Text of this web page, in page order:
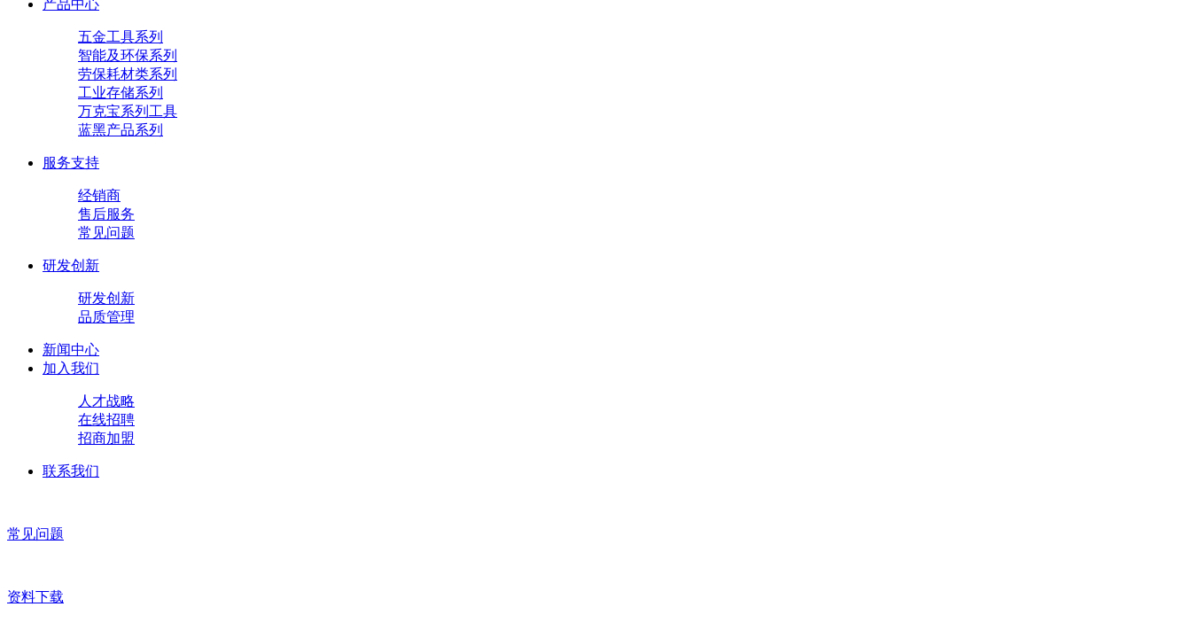
产品中心
五金工具系列
智能及环保系列
劳保耗材类系列
工业存储系列
万克宝系列工具
蓝黑产品系列
服务支持
经销商
售后服务
常见问题
研发创新
研发创新
品质管理
新闻中心
加入我们
人才战略
在线招聘
招商加盟
联系我们
常见问题
资料下载